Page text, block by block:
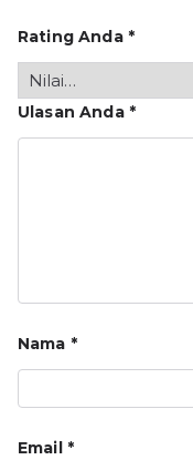
Rating Anda *
Ulasan Anda *
Nama *
Email *